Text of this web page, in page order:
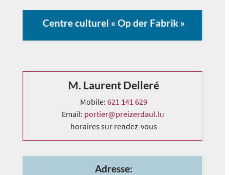
Centre culturel « Op der Fabrik »
M. Laurent Delleré
Mobile: 621 141 629
Email: portier@preizerdaul.lu
horaires sur rendez-vous
Adresse: